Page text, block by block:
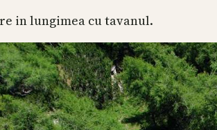
in lungimea cu tavanul.